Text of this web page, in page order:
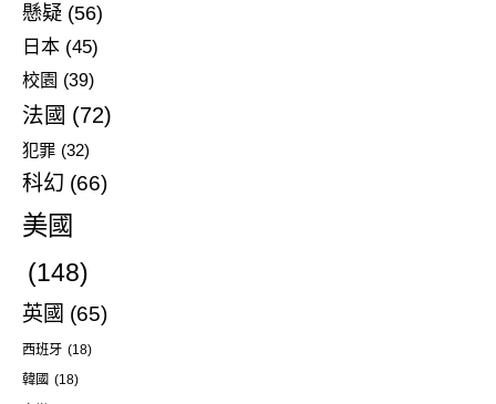
懸疑 (56)
日本 (45)
校園 (39)
法國 (72)
犯罪 (32)
科幻 (66)
美國
(148)
英國 (65)
西班牙 (18)
韓國 (18)